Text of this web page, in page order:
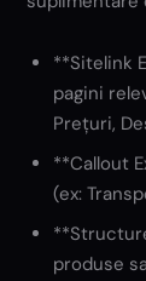
**Sitelink
pagini
Prețuri,
**Callout
(ex:
produse